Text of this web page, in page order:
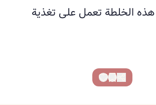
الخلطة تعمل على تغذية